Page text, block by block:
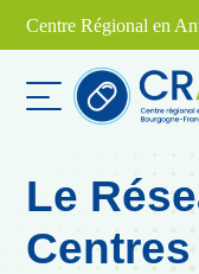
Centre Régional en
Le